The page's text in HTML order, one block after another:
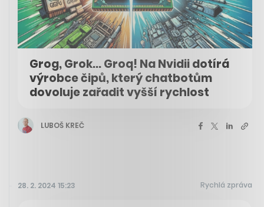
Grog, Grok... Groq! Na Nvidii dotírá
výrobce čipů, který chatbotům
dovoluje zařadit vyšší rychlost
LUBOŠ KREČ
28. 2. 2024 15:23 Rychlá zpráva